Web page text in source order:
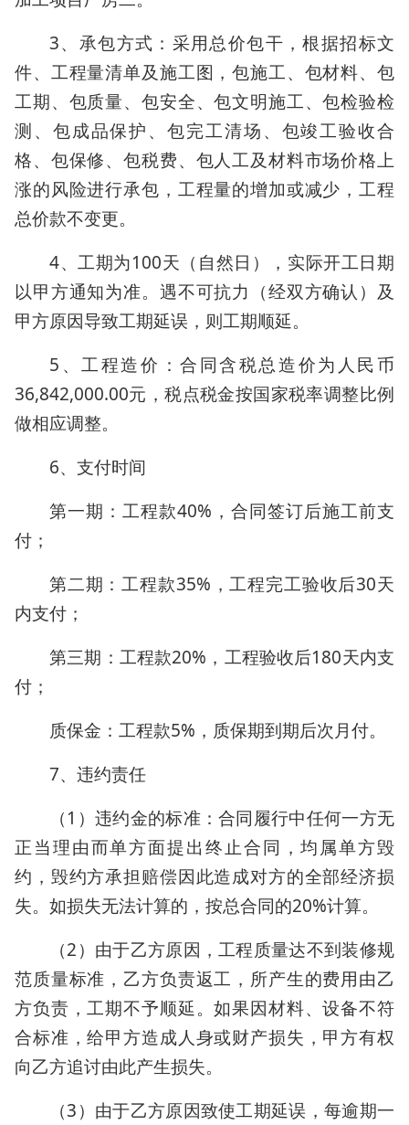
3、承包方式：采用总价包干，根据招标文
件、工程量清单及施工图，包施工、包材料、包
工期、包质量、包安全、包文明施工、包检验检
测、包成品保护、包完工清场、包竣工验收合
格、包保修、包税费、包人工及材料市场价格上
涨的风险进行承包，工程量的增加或减少，工程
总价款不变更。
4、工期为100天（自然日），实际开工日期
以甲方通知为准。遇不可抗力（经双方确认）及
甲方原因导致工期延误，则工期顺延。
5、工程造价：合同含税总造价为人民币
36,842,000.00元，税点税金按国家税率调整比例
做相应调整。
6、支付时间
第一期：工程款40%，合同签订后施工前支
付；
第二期：工程款35%，工程完工验收后30天
内支付；
第三期：工程款20%，工程验收后180天内支
付；
质保金：工程款5%，质保期到期后次月付。
7、违约责任
（1）违约金的标准：合同履行中任何一方无
正当理由而单方面提出终止合同，均属单方毁
约，毁约方承担赔偿因此造成对方的全部经济损
失。如损失无法计算的，按总合同的20%计算。
（2）由于乙方原因，工程质量达不到装修规
范质量标准，乙方负责返工，所产生的费用由乙
方负责，工期不予顺延。如果因材料、设备不符
合标准，给甲方造成人身或财产损失，甲方有权
向乙方追讨由此产生损失。
（3）由于乙方原因致使工期延误，每逾期一